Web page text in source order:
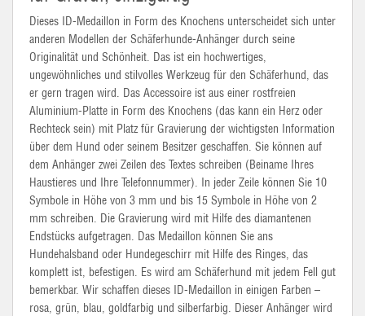
Dieses ID-Medaillon in Form des Knochens unterscheidet sich unter
anderen Modellen der Schäferhunde-Anhänger durch seine
Originalität und Schönheit. Das ist ein hochwertiges,
ungewöhnliches und stilvolles Werkzeug für den Schäferhund, das
er gern tragen wird. Das Accessoire ist aus einer rostfreien
Aluminium-Platte in Form des Knochens (das kann ein Herz oder
Rechteck sein) mit Platz für Gravierung der wichtigsten Information
über dem Hund oder seinem Besitzer geschaffen. Sie können auf
dem Anhänger zwei Zeilen des Textes schreiben (Beiname Ihres
Haustieres und Ihre Telefonnummer). In jeder Zeile können Sie 10
Symbole in Höhe von 3 mm und bis 15 Symbole in Höhe von 2
mm schreiben. Die Gravierung wird mit Hilfe des diamantenen
Endstücks aufgetragen. Das Medaillon können Sie ans
Hundehalsband oder Hundegeschirr mit Hilfe des Ringes, das
komplett ist, befestigen. Es wird am Schäferhund mit jedem Fell gut
bemerkbar. Wir schaffen dieses ID-Medaillon in einigen Farben –
rosa, grün, blau, goldfarbig und silberfarbig. Dieser Anhänger wird